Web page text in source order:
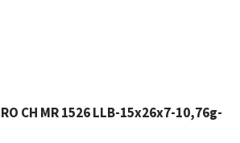
CH MR 1526 LLB-15x26x7-10,76g-